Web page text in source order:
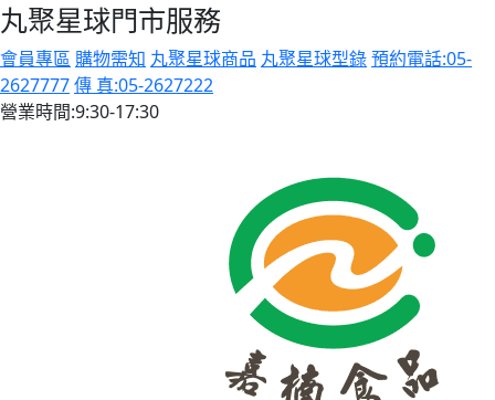
丸聚星球門市服務
會員專區 購物需知 丸聚星球商品 丸聚星球型錄預約電話:05-
2627777傳 真:05-2627222
營業時間:9:30-17:30